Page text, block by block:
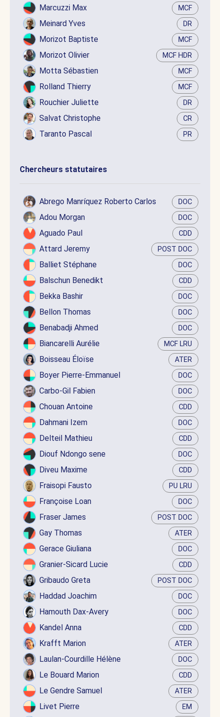
Marcuzzi Max MCF
Meinard Yves DR
Morizot Baptiste MCF
Morizot Olivier MCF HDR
Motta Sébastien MCF
Rolland Thierry MCF
Rouchier Juliette DR
Salvat Christophe CR
Taranto Pascal PR
Chercheurs statutaires
Abrego Manríquez Roberto Carlos DOC
Adou Morgan DOC
Aguado Paul CDD
Attard Jeremy POST DOC
Balliet Stéphane DOC
Balschun Benedikt CDD
Bekka Bashir DOC
Bellon Thomas DOC
Benabadji Ahmed DOC
Biancarelli Aurélie MCF LRU
Boisseau Éloïse ATER
Boyer Pierre-Emmanuel DOC
Carbo-Gil Fabien DOC
Chouan Antoine CDD
Dahmani Izem DOC
Delteil Mathieu CDD
Diouf Ndongo sene DOC
Diveu Maxime CDD
Fraisopi Fausto PU LRU
Françoise Loan DOC
Fraser James POST DOC
Gay Thomas ATER
Gerace Giuliana DOC
Granier-Sicard Lucie CDD
Gribaudo Greta POST DOC
Haddad Joachim DOC
Hamouth Dax-Avery DOC
Kandel Anna CDD
Krafft Marion ATER
Laulan-Courdille Hélène DOC
Le Bouard Marion CDD
Le Gendre Samuel ATER
Livet Pierre EM